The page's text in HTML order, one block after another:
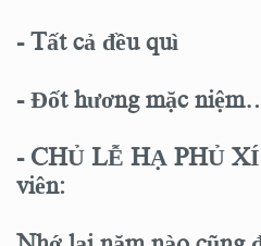
- Tất cả đều quì
- Đốt hương mặc
- CHỦ LỄ HẠ PHỦ
viên: